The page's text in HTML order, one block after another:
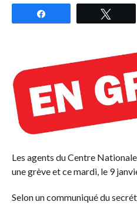
Les agents du Centre
une grève et ce mardi, le 9
Selon un communiqué du